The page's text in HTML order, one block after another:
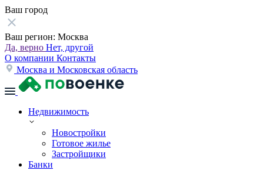
Ваш город
Ваш регион: Москва
Да, верно Нет, другой
О компании Контакты
Москва и Московская область
Недвижимость
Новостройки
Готовое жилье
Застройщики
Банки